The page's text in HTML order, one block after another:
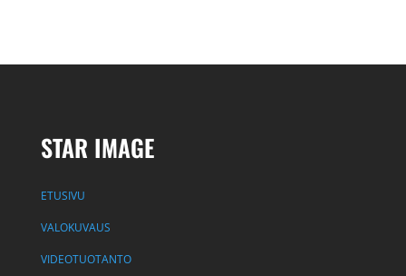
STAR IMAGE
ETUSIVU
VALOKUVAUS
VIDEOTUOTANTO